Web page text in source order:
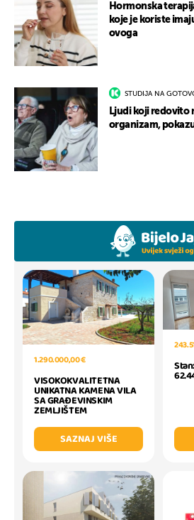
Hormonska
koje je koriste
ovoga
STUDIJA NA
Ljudi koji redovito
organizam,
1.290.000,00 €
VISOKOKVALITETNA
UNIKATNA KAMENA VILA
SA GRAĐEVINSKIM
ZEMLJIŠTEM
SAZNAJ VIŠE